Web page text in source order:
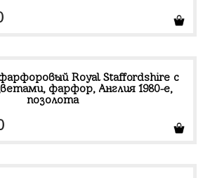
Royal Staffordshire с
фарфор, Англия 1980-е,
позолота